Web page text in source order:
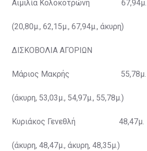
Αιμιλία Κολοκοτρώνη
(20,80μ., 62,15μ., 67,94μ., άκυρη)
ΔΙΣΚΟΒΟΛΙΑ ΑΓΟΡΙΩΝ
Μάριος Μακρής
(άκυρη, 53,03μ., 54,97μ., 55,78μ.)
Κυριάκος Γενεθλή
(άκυρη, 48,47μ., άκυρη, 48,35μ.)